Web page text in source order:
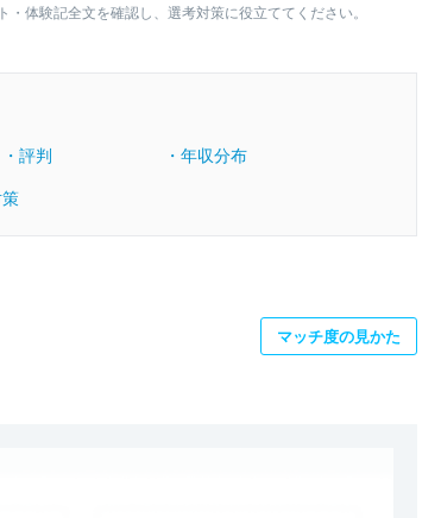
体験記全文を確認し、選考対策に役立ててください。
評判 ・年収分布
策
マッチ度の見かた